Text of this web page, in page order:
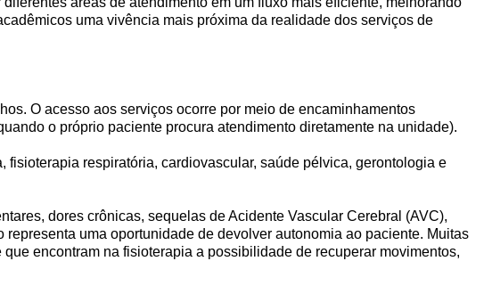
uma vivência mais próxima da realidade dos serviços de
O acesso aos serviços ocorre por meio de encaminhamentos
o próprio paciente procura atendimento diretamente na unidade).
respiratória, cardiovascular, saúde pélvica, gerontologia e
dores crônicas, sequelas de Acidente Vascular Cerebral (AVC),
uma oportunidade de devolver autonomia ao paciente. Muitas
encontram na fisioterapia a possibilidade de recuperar movimentos,